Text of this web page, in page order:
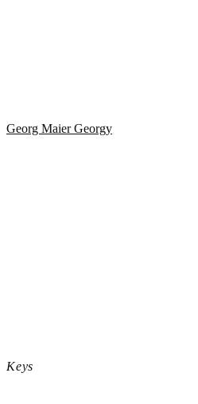
Georg Maier Georgy
Keys